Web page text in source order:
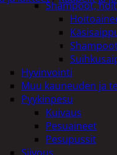
Shampoot,
Hyvinvointi
Muu kauneuden ja
Pyykinpesu
Kuivaus
Pesuaineet
Pesupussit
NAARAS